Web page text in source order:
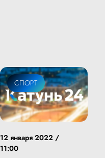
СПОРТ
12 января 2022 /
11:00